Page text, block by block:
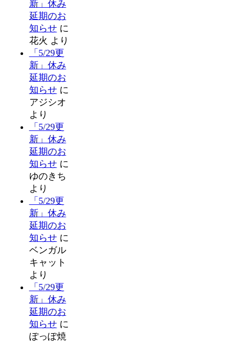
新」休み
延期のお
知らせに
花火 より
「5/29更
新」休み
延期のお
知らせに
アジシオ
より
「5/29更
新」休み
延期のお
知らせに
ゆのきち
より
「5/29更
新」休み
延期のお
知らせに
ベンガル
キャット
より
「5/29更
新」休み
延期のお
知らせに
ぽっぽ焼